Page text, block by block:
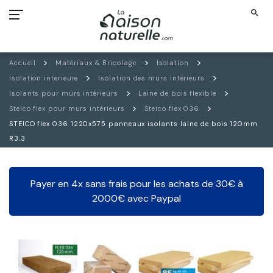
search
Accueil Matériaux & Bricolage
Isolation
Isolation interieure
Isolation des murs intérieurs
Isolants pour murs intérieurs
Laine de bois flexible
Steico flex pour murs intérieurs
Steico flex 036
STEICO flex 036 1220x575 panneaux isolants laine de bois 120mm
R3.3
Payer en 4x sans frais pour les achats de 30€ à
2000€ avec Paypal